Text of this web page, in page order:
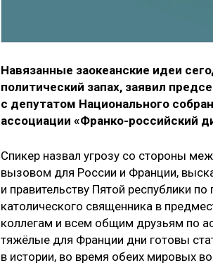
Навязанные заокеанские идеи
политический запах, заявил
с депутатом Национального
ассоциации «Франко-российский
Спикер назвал угрозу со стороны
вызовом для России и Франции,
и правительству Пятой республики
католического священника в
коллегам и всем общим друзьям по
тяжёлые для Франции дни готовы
в истории, во время обеих мировых